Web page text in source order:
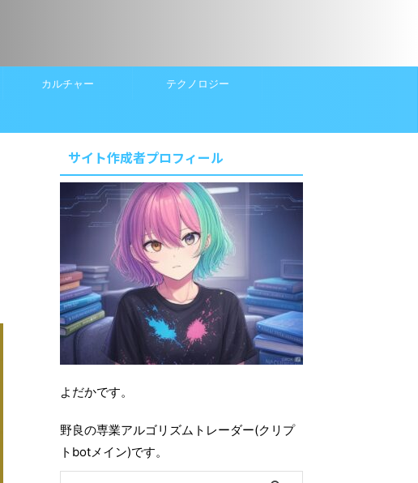
カルチャー テクノロジー
サイト作成者プロフィール
よだかです。
野良の専業アルゴリズムトレーダー(クリプ
トbotメイン)です。